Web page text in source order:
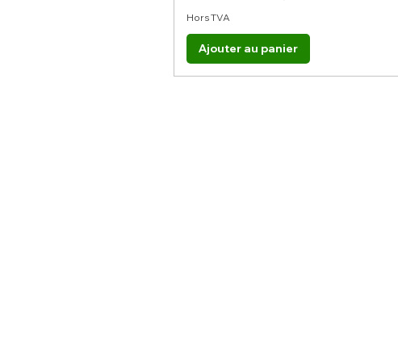
Hors TVA
Ajouter au panier